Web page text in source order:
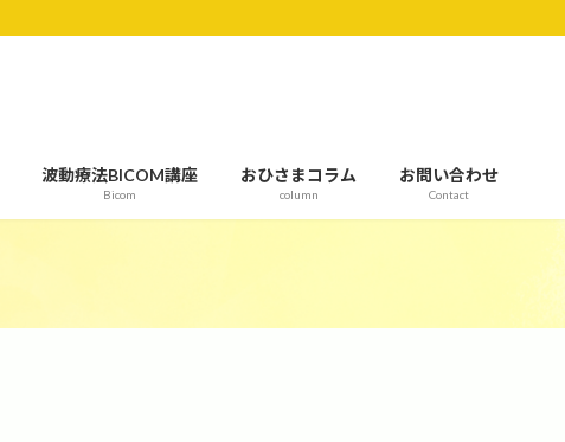
波動療法BICOM講座
Bicom
おひさまコラム
column
お問い合わせ
Contact